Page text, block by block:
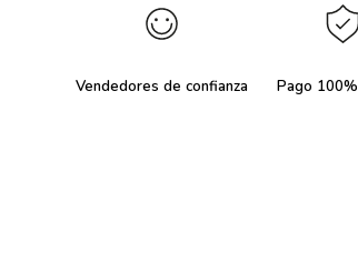
Vendedores de confianza Pago